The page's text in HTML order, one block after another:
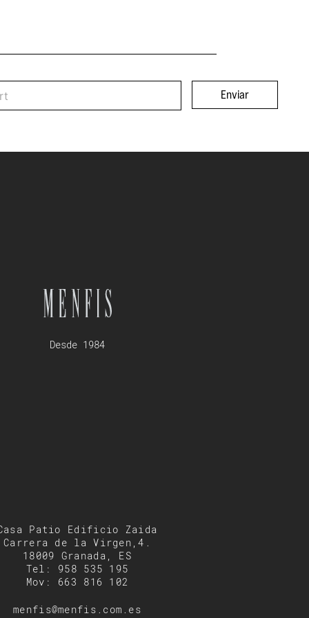
Enviar
Desde 1984
Patio Edificio Zaida
Carrera de la Virgen,4.
18009 Granada, ES
Tel: 958 535 195
Mov: 663 816 102
menfis@menfis.com.es